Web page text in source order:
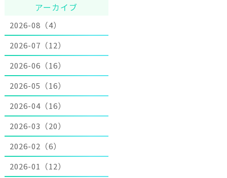
アーカイブ
2026-08（4）
2026-07（12）
2026-06（16）
2026-05（16）
2026-04（16）
2026-03（20）
2026-02（6）
2026-01（12）